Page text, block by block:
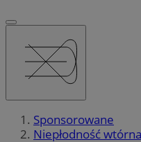
Sponsorowane
Niepłodność